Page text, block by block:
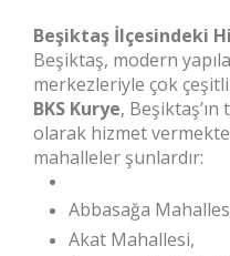
Beşiktaş İlçesindeki
Beşiktaş, modern
merkezleriyle çok
BKS Kurye,
olarak hizmet
mahalleler şunlardır:
Abbasağa
Akat Mahallesi,